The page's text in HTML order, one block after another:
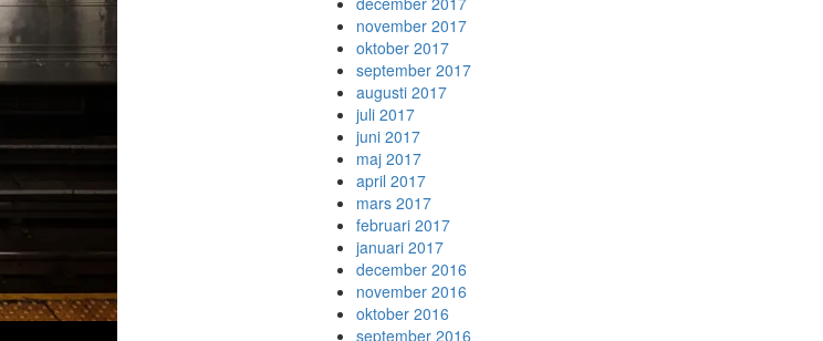
november 2017
oktober 2017
september 2017
augusti 2017
juli 2017
juni 2017
maj 2017
april 2017
mars 2017
februari 2017
januari 2017
december 2016
november 2016
oktober 2016
september 2016